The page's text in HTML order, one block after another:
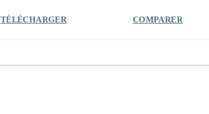
TÉLÉCHARGER COMPARER